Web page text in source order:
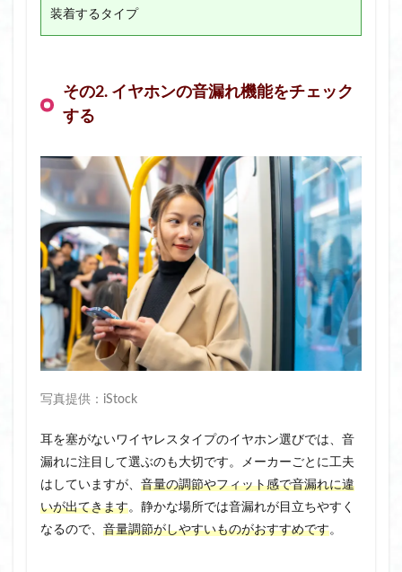
装着するタイプ
その2. イヤホンの音漏れ機能をチェック
する
写真提供：iStock
耳を塞がないワイヤレスタイプのイヤホン選びでは、音
漏れに注目して選ぶのも大切です。メーカーごとに工夫
はしていますが、 音量の調節やフィット感で音漏れに違
いが出てきます。静かな場所では音漏れが目立ちやすく
なるので、 音量調節がしやすいものがおすすめです。